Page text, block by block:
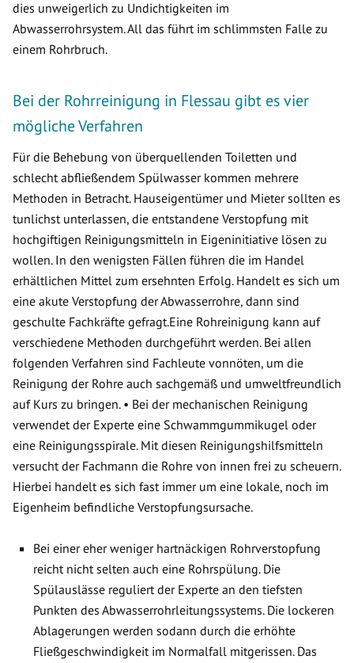
dies unweigerlich zu Undichtigkeiten im
Abwasserrohrsystem. All das führt im schlimmsten Falle zu
einem Rohrbruch.
Bei der Rohrreinigung in Flessau gibt es vier
mögliche Verfahren
Für die Behebung von überquellenden Toiletten und
schlecht abfließendem Spülwasser kommen mehrere
Methoden in Betracht. Hauseigentümer und Mieter sollten es
tunlichst unterlassen, die entstandene Verstopfung mit
hochgiftigen Reinigungsmitteln in Eigeninitiative lösen zu
wollen. In den wenigsten Fällen führen die im Handel
erhältlichen Mittel zum ersehnten Erfolg. Handelt es sich um
eine akute Verstopfung der Abwasserrohre, dann sind
geschulte Fachkräfte gefragt.Eine Rohreinigung kann auf
verschiedene Methoden durchgeführt werden. Bei allen
folgenden Verfahren sind Fachleute vonnöten, um die
Reinigung der Rohre auch sachgemäß und umweltfreundlich
auf Kurs zu bringen. • Bei der mechanischen Reinigung
verwendet der Experte eine Schwammgummikugel oder
eine Reinigungsspirale. Mit diesen Reinigungshilfsmitteln
versucht der Fachmann die Rohre von innen frei zu scheuern.
Hierbei handelt es sich fast immer um eine lokale, noch im
Eigenheim befindliche Verstopfungsursache.
Bei einer eher weniger hartnäckigen Rohrverstopfung
reicht nicht selten auch eine Rohrspülung. Die
Spülauslässe reguliert der Experte an den tiefsten
Punkten des Abwasserrohrleitungssystems. Die lockeren
Ablagerungen werden sodann durch die erhöhte
Fließgeschwindigkeit im Normalfall mitgerissen. Das